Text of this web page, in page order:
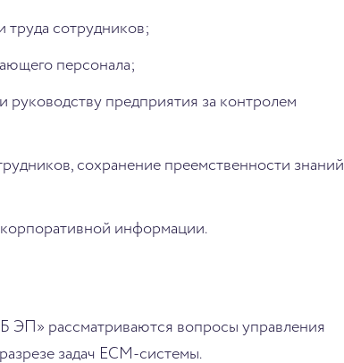
труда сотрудников;
персонала;
предприятия за контролем
сохранение преемственности знаний
информации.
ЭП» рассматриваются вопросы управления
задач ECM-системы.